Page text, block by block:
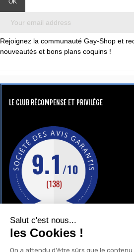
Rejoignez la communauté Gay-Shop et
nouveautés et bons plans coquins !
LE CLUB RÉCOMPENSE ET PRIVILÈGE